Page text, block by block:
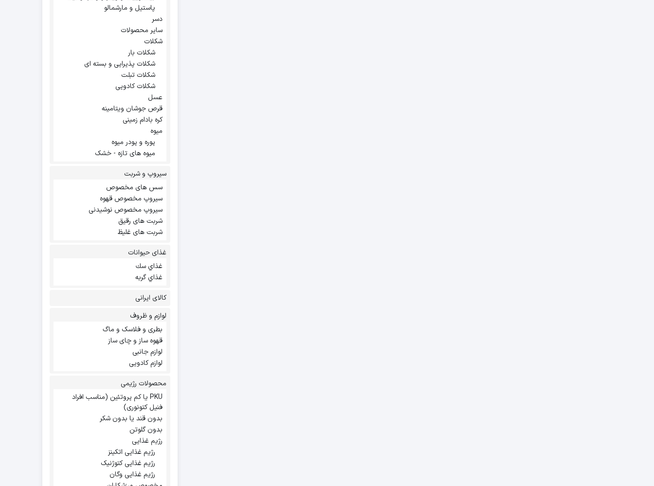
پاستیل و مارشمالو
دسر
سایر محصولات
شکلات
شکلات بار
شکلات پذیرایی و بسته ای
شکلات تبلت
شکلات کادویی
عسل
قرص جوشان ویتامینه
کره بادام زمینی
میوه
پوره و پودر میوه
میوه های تازه - خشک
سیروپ و شربت
سس های مخصوص
سیروپ مخصوص قهوه
سیروپ مخصوص نوشیدنی
شربت های رقیق
شربت های غلیظ
غذای حیوانات
غذاي سك
غذاي گربه
کالای ایرانی
لوازم و ظروف
بطری و فلاسک و ماگ
قهوه ساز و چای ساز
لوازم جانبی
لوازم کادویی
محصولات رژیمی
PKU یا کم پروتئین (مناسب افراد
فنیل کتونوری)
بدون قند یا بدون شکر
بدون گلوتن
رژیم غذایی
رژیم غذایی اتکینز
رژیم غذایی کتوژنیک
رژیم غذایی وگان